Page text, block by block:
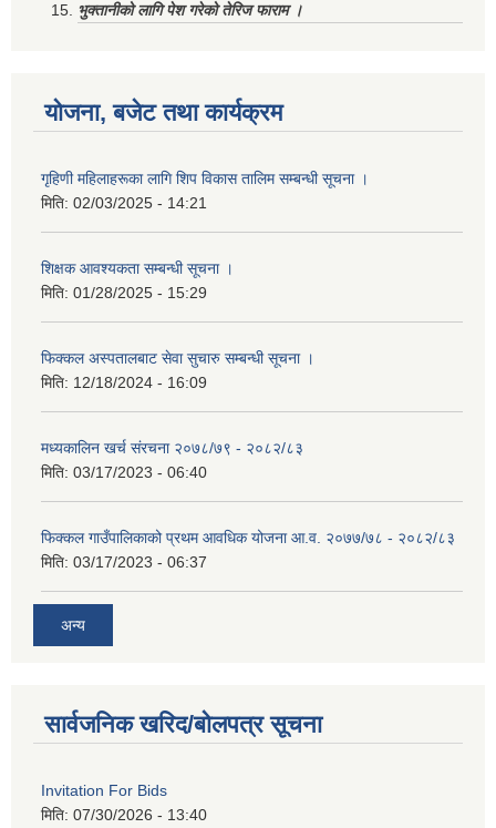
भुक्तानीको लागि पेश गरेको तेरिज फाराम ।
योजना, बजेट तथा कार्यक्रम
गृहिणी महिलाहरूका लागि शिप विकास तालिम सम्बन्धी सूचना ‌।
मिति: 02/03/2025 - 14:21
शिक्षक आवश्यकता सम्बन्धी सूचना ।
मिति: 01/28/2025 - 15:29
फिक्कल अस्पतालबाट सेवा सुचारु सम्बन्धी सूचना ।
मिति: 12/18/2024 - 16:09
मध्यकालिन खर्च संरचना २०७८/७९ - २०८२/८३
मिति: 03/17/2023 - 06:40
फिक्कल गाउँपालिकाको प्रथम आवधिक योजना आ.व. २०७७/७८ - २०८२/८३
मिति: 03/17/2023 - 06:37
अन्य
सार्वजनिक खरिद/बोलपत्र सूचना
Invitation For Bids
मिति: 07/30/2026 - 13:40